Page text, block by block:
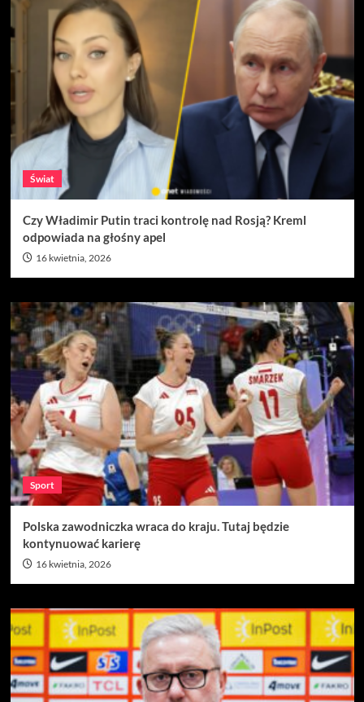
Świat
Czy Władimir Putin traci kontrolę nad Rosją? Kreml
odpowiada na głośny apel
16 kwietnia, 2026
Sport
Polska zawodniczka wraca do kraju. Tutaj będzie
kontynuować karierę
16 kwietnia, 2026